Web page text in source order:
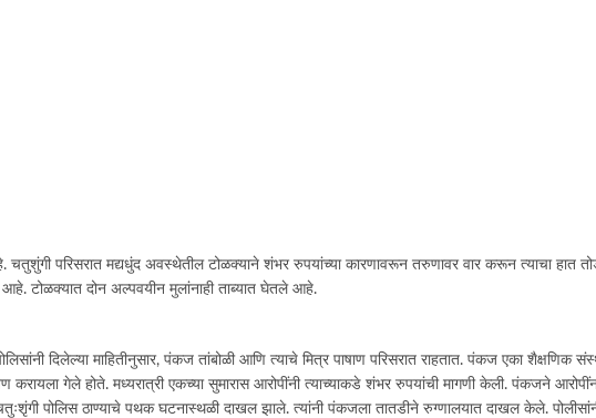
परिसरात मद्यधुंद अवस्थेतील टोळक्याने शंभर रुपयांच्या कारणावरून तरुणावर वार करून त्याचा हात
टोळक्यात दोन अल्पवयीन मुलांनाही ताब्यात घेतले आहे.
दिलेल्या माहितीनुसार, पंकज तांबोळी आणि त्याचे मित्र पाषाण परिसरात राहतात. पंकज एका
करायला गेले होते. मध्यरात्री एकच्या सुमारास आरोपींनी त्याच्याकडे शंभर रुपयांची मागणी केली. पंकजने
चतुःशृंगी पोलिस ठाण्याचे पथक घटनास्थळी दाखल झाले. त्यांनी पंकजला तातडीने रुग्णालयात दाखल केले.